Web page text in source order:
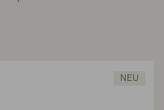
NEU